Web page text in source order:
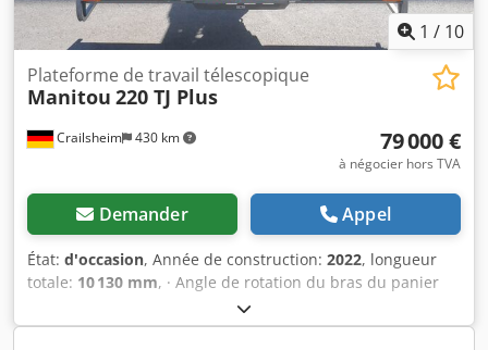
1 / 10
Crailsheim 430 km
Plateforme de travail télescopique
Manitou 220 TJ Plus
79 000 €
à négocier hors TVA
Demander Appel
État: d'occasion, Année de construction: 2022, longueur
totale: 10 130 mm, · Angle de rotation du bras du panier
(haut/bas) +70°/-63° · Rotation de la superstructure 360° ·
Rotation du panier de travail (droite/gauche) 90°/90° ·